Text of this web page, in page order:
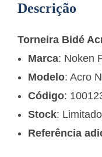
Descrição
Torneira Bidé
Marca: Noken
Modelo: Acro N
Código:
Stock:
Referência